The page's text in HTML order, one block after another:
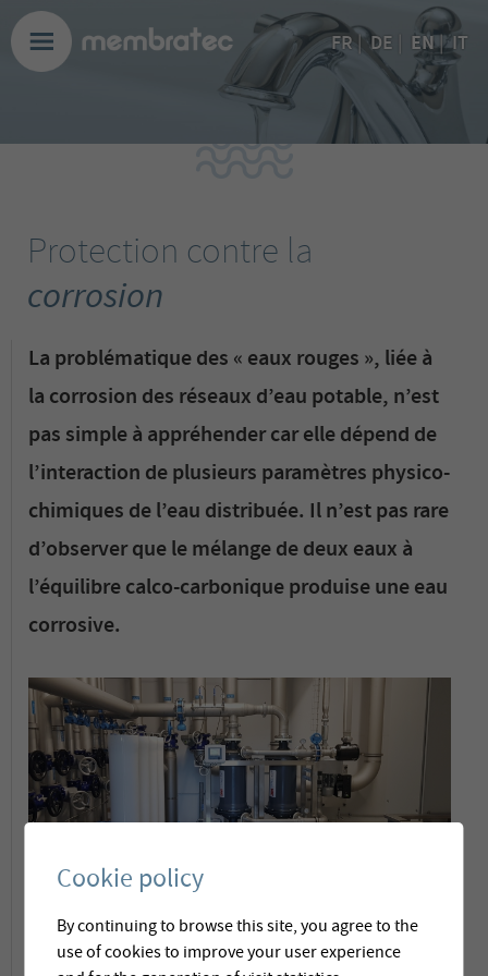
FR| DE EN| IT
Protection contre la
corrosion
La problématique des « eaux rouges », liée à
la corrosion des réseaux d’eau potable, n’est
pas simple à appréhender car elle dépend de
l’interaction de plusieurs paramètres physico-
chimiques de l’eau distribuée. Il n’est pas rare
d’observer que le mélange de deux eaux à
l’équilibre calco-carbonique produise une eau
corrosive.
Membratec propose son expertise pour
Cookie policy
By continuing to browse this site, you agree to the
use of cookies to improve your user experience